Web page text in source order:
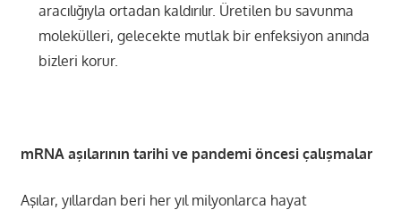
aracılığıyla ortadan kaldırılır. Üretilen bu savunma
molekülleri, gelecekte mutlak bir enfeksiyon anında
bizleri korur.
mRNA aşılarının tarihi ve pandemi öncesi çalışmalar
Aşılar, yıllardan beri her yıl milyonlarca hayat